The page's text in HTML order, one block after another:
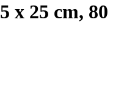
x 25 cm, 80